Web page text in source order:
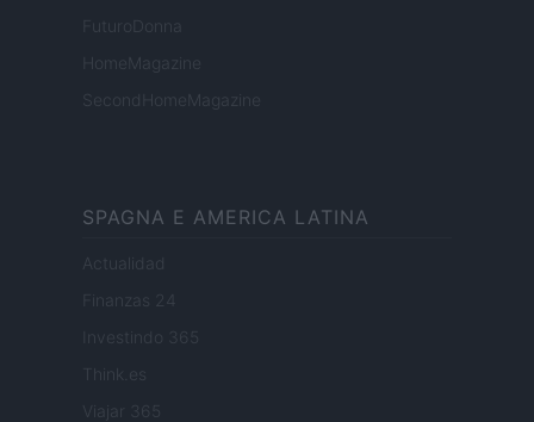
FuturoDonna
HomeMagazine
SecondHomeMagazine
SPAGNA E AMERICA LATINA
Actualidad
Finanzas 24
Investindo 365
Think.es
Viajar 365